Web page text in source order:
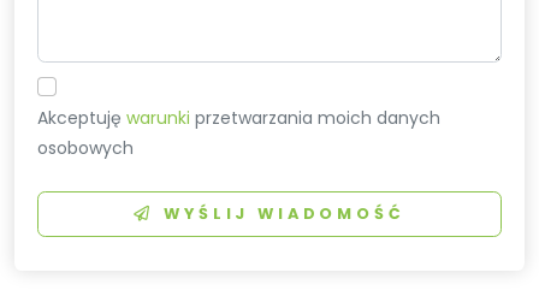
Akceptujęwarunki przetwarzania moich danych
osobowych
WYŚLIJ WIADOMOŚĆ